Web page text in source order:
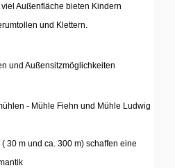
Außenfläche bieten Kindern
und Klettern.
und Außensitzmöglichkeiten
- Mühle Fiehn und Mühle Ludwig
30 m und ca. 300 m) schaffen eine